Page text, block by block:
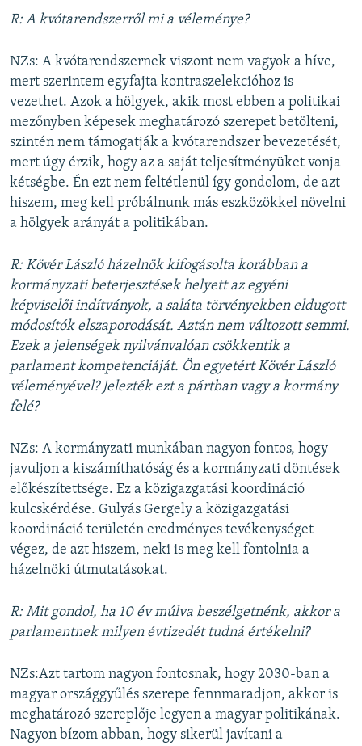
R: A kvótarendszerről mi a véleménye?
NZs: A kvótarendszernek viszont nem vagyok a híve,
mert szerintem egyfajta kontraszelekcióhoz is
vezethet. Azok a hölgyek, akik most ebben a politikai
mezőnyben képesek meghatározó szerepet betölteni,
szintén nem támogatják a kvótarendszer bevezetését,
mert úgy érzik, hogy az a saját teljesítményüket vonja
kétségbe. Én ezt nem feltétlenül így gondolom, de azt
hiszem, meg kell próbálnunk más eszközökkel növelni
a hölgyek arányát a politikában.
R: Kövér László házelnök kifogásolta korábban a
kormányzati beterjesztések helyett az egyéni
képviselői indítványok, a saláta törvényekben eldugott
módosítók elszaporodását. Aztán nem változott semmi.
Ezek a jelenségek nyilvánvalóan csökkentik a
parlament kompetenciáját. Ön egyetért Kövér László
véleményével? Jelezték ezt a pártban vagy a kormány
felé?
NZs: A kormányzati munkában nagyon fontos, hogy
javuljon a kiszámíthatóság és a kormányzati döntések
előkészítettsége. Ez a közigazgatási koordináció
kulcskérdése. Gulyás Gergely a közigazgatási
koordináció területén eredményes tevékenységet
végez, de azt hiszem, neki is meg kell fontolnia a
házelnöki útmutatásokat.
R: Mit gondol, ha 10 év múlva beszélgetnénk, akkor a
parlamentnek milyen évtizedét tudná értékelni?
NZs:Azt tartom nagyon fontosnak, hogy 2030-ban a
magyar országgyűlés szerepe fennmaradjon, akkor is
meghatározó szereplője legyen a magyar politikának.
Nagyon bízom abban, hogy sikerül javítani a